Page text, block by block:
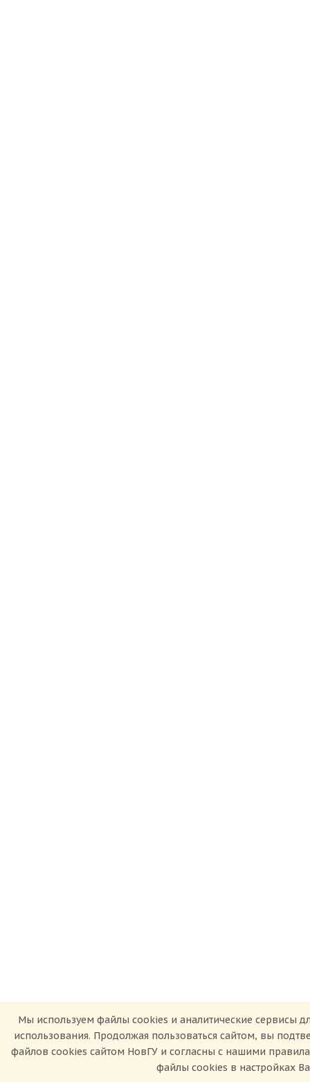
Мы используем файлы cookies и аналитические сервисы
использования. Продолжая пользоваться сайтом, вы
файлов cookies сайтом НовГУ и согласны с нашими
файлы cookies в настройках